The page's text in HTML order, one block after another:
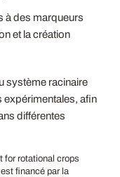
à des marqueurs
et la création
système racinaire
expérimentales, afin
différentes
for rotational crops
financé par la